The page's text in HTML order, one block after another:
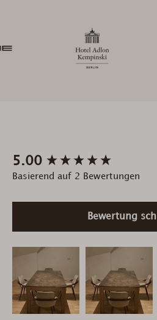
5.00
Basierend auf 2 Bewertungen
Bewertung
New content loaded